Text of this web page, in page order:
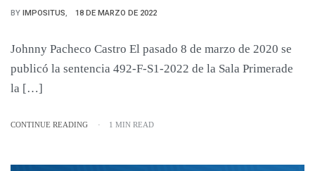
BY IMPOSITUS 18 DE MARZO DE 2022
Johnny Pacheco Castro El pasado 8 de marzo de 2020 se
publicó la sentencia 492-F-S1-2022 de la Sala Primerade
la […]
CONTINUE READING 1 MIN READ